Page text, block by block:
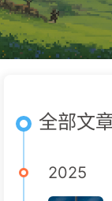
全部文
2025